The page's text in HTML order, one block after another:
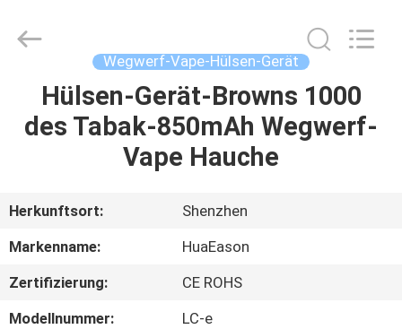
HAUS
PRODUKTE
VIDEOS
UNS
Technology
Wegwerf-Vape-Hülsen-Gerät
Hülsen-Gerät-Browns 1000
des Tabak-850mAh Wegwerf-
Vape Hauche
Herkunftsort:
Shenzhen
Markenname:
HuaEason
Zertifizierung:
CE ROHS
Modellnummer:
LC-e